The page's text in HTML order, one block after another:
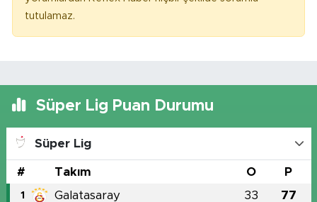
tutulamaz.
Süper Lig Puan Durumu
Süper Lig
# Takım O P
1 Galatasaray 33 77